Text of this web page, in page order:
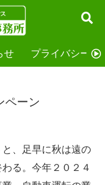
せ プライバシーポ
ペーン
、足早に秋は遠の
る。今年２０２４